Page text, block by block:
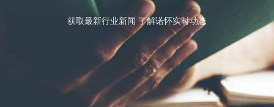
获取最新行业新闻 了解诺怀实时动态